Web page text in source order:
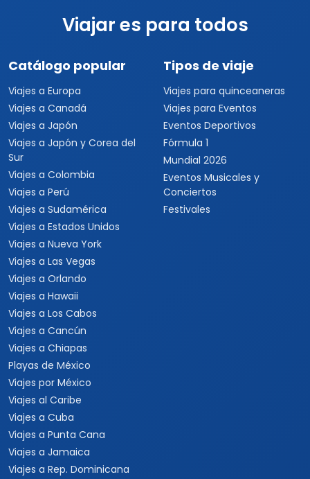
Viajar es para todos
Catálogo popular
Viajes a Europa
Viajes a Canadá
Viajes a Japón
Viajes a Japón y Corea del
Sur
Viajes a Colombia
Viajes a Perú
Viajes a Sudamérica
Viajes a Estados Unidos
Viajes a Nueva York
Viajes a Las Vegas
Viajes a Orlando
Viajes a Hawaii
Viajes a Los Cabos
Viajes a Cancún
Viajes a Chiapas
Playas de México
Viajes por México
Viajes al Caribe
Viajes a Cuba
Viajes a Punta Cana
Viajes a Jamaica
Viajes a Rep. Dominicana
Tipos de viaje
Viajes para quinceaneras
Viajes para Eventos
Eventos Deportivos
Fórmula 1
Mundial 2026
Eventos Musicales y
Conciertos
Festivales